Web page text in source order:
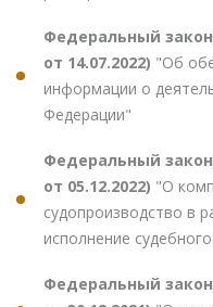
Федеральный закон
от 14.07.2022) "Об
информации о
Федерации"
Федеральный закон
от 05.12.2022) "О
судопроизводство в
исполнение
Федеральный закон